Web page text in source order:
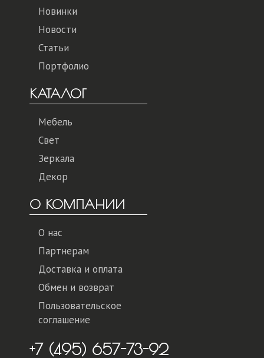
Новинки
Новости
Статьи
Портфолио
КАТАЛОГ
Мебель
Свет
Зеркала
Декор
О КОМПАНИИ
О нас
Партнерам
Доставка и оплата
Обмен и возврат
Пользовательское
соглашение
+7 (495) 657-73-92